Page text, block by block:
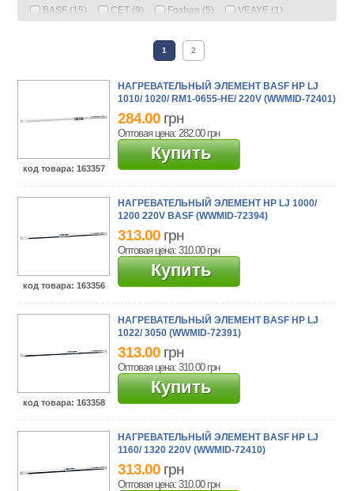
BASF (15)
CET (9) Foshan (5)
VEAYE (1)
Welldo (3)
АНК (25)
1 2
код товара: 163357
НАГРЕВАТЕЛЬНЫЙ ЭЛЕМЕНТ BASF HP LJ
1010/ 1020/ RM1-0655-HE/ 220V (WWMID-72401)
284.00 грн
Оптовая цена: 282.00 грн
Купить
код товара: 163356
НАГРЕВАТЕЛЬНЫЙ ЭЛЕМЕНТ HP LJ 1000/
1200 220V BASF (WWMID-72394)
313.00 грн
Оптовая цена: 310.00 грн
Купить
код товара: 163358
НАГРЕВАТЕЛЬНЫЙ ЭЛЕМЕНТ BASF HP LJ
1022/ 3050 (WWMID-72391)
313.00 грн
Оптовая цена: 310.00 грн
Купить
НАГРЕВАТЕЛЬНЫЙ ЭЛЕМЕНТ BASF HP LJ
1160/ 1320 220V (WWMID-72410)
313.00 грн
Оптовая цена: 310.00 грн